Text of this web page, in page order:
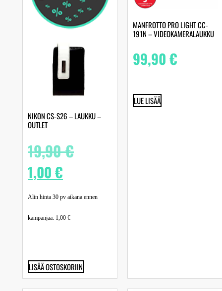
NIKON CS-S26 – LAUKKU –
OUTLET
19,90€
1,00€
Alin hinta 30 pv aikana ennen
kampanjaa: 1,00 €
LISÄÄ OSTOSKORIIN
MANFROTTO PRO LIGHT CC-
191N – VIDEOKAMERALAUKKU
99,90€
LUE LISÄÄ